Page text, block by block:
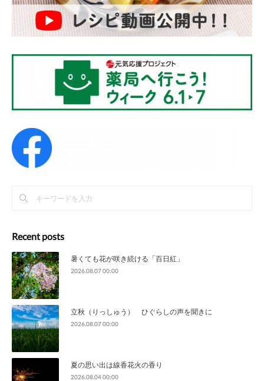
Recent posts
暑くても花が咲き続ける「百日紅」
2026.08.07 00:00
立秋（りっしゅう） ひぐらしの声を聞きに
2026.08.07 00:00
夏の思い出は線香花火の香り
2026.08.04 00:00